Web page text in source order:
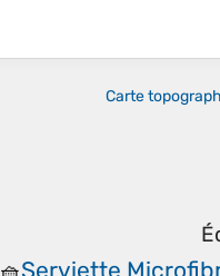
Carte
🧺Serviette